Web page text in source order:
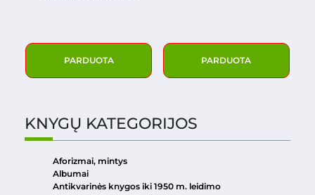
PARDUOTA PARDUOTA
KNYGŲ KATEGORIJOS
Aforizmai, mintys
Albumai
Antikvarinės knygos iki 1950 m. leidimo